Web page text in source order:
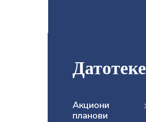
Датотеке
Акциони
планови